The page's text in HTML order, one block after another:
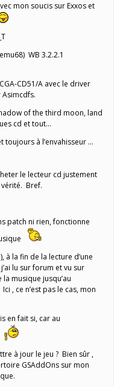
mon soucis sur Exxos et
WB 3.2.2.1
CD51/A avec le driver
of the third moon, land
cd et tout…
toujours à l’envahisseur …
le lecteur cd justement
vérité. Bref.
patch ni rien, fonctionne
à la fin de la lecture d’une
lu sur forum et vu sur
musique jusqu’au
, ce n’est pas le cas, mon
en fait si, car au
à jour le jeu ? Bien sûr ,
GSAddOns sur mon